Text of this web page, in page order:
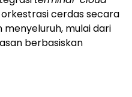
cerdas secara
mulai dari
berbasiskan